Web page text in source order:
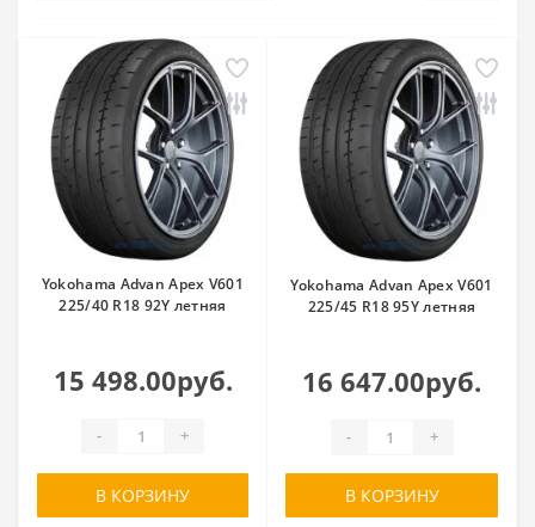
Yokohama Advan Apex V601
225/40 R18 92Y летняя
15 498.00руб.
- +
В КОРЗИНУ
Yokohama Advan Apex V601
225/45 R18 95Y летняя
16 647.00руб.
- +
В КОРЗИНУ